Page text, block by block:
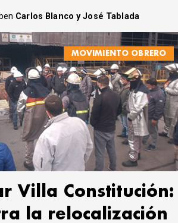
Carlos Blanco y José Tablada
MOVIMIENTO OBRERO
Villa Constitución:
la relocalización